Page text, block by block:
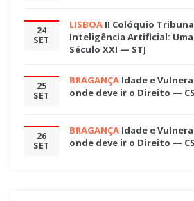
24
SET
LISBOA II Colóquio
Inteligência Artificial:
Século XXI — STJ
25
SET
BRAGANÇA Idade e
onde deve ir o Direito —
26
SET
BRAGANÇA Idade e
onde deve ir o Direito —